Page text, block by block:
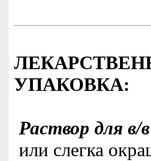
УПАКОВКА:
Раствор для в/
или слегка